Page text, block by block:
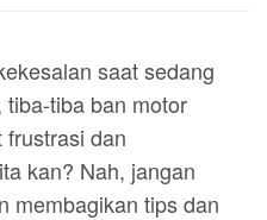
saat sedang
tiba ban motor
dan
kan? Nah, jangan
membagikan tips dan